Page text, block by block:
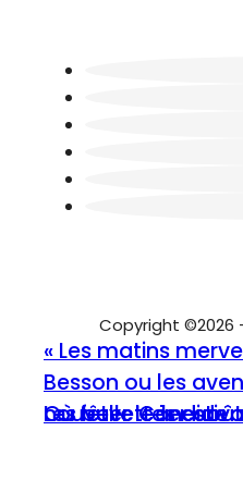
« Les matins
Besson ou les
nouvelle Candide
Où fêter le 1er
Les buvettes
Copyright ©2026